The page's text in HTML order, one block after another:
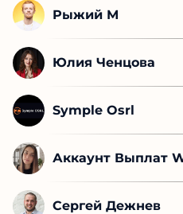
Рыжий М
Юлия Ченцова
Symple Osrl
Аккаунт Выплат
Сергей Дежнев